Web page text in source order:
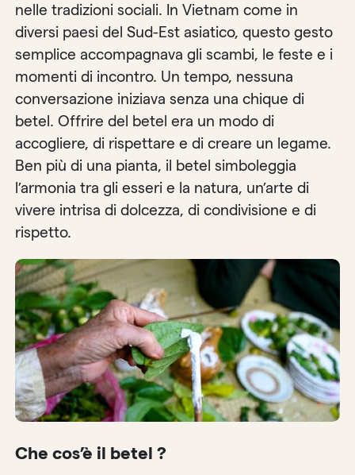
nelle tradizioni sociali. In Vietnam come in
diversi paesi del Sud-Est asiatico, questo gesto
semplice accompagnava gli scambi, le feste e i
momenti di incontro. Un tempo, nessuna
conversazione iniziava senza una chique di
betel. Offrire del betel era un modo di
accogliere, di rispettare e di creare un legame.
Ben più di una pianta, il betel simboleggia
l’armonia tra gli esseri e la natura, un’arte di
vivere intrisa di dolcezza, di condivisione e di
rispetto.
Che cos’è il betel ?